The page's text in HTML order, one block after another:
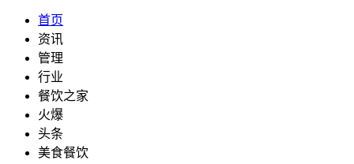
首页
资讯
管理
行业
餐饮之家
火爆
头条
美食餐饮